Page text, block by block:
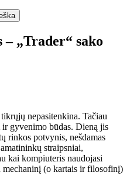
„Trader“ sako
nepasitenkina. Tačiau
gyvenimo būdas. Dieną jis
rinkos potvynis, nešdamas
straipsniai,
kai kompiuteris naudojasi
mechaninį (o kartais ir filosofinį)